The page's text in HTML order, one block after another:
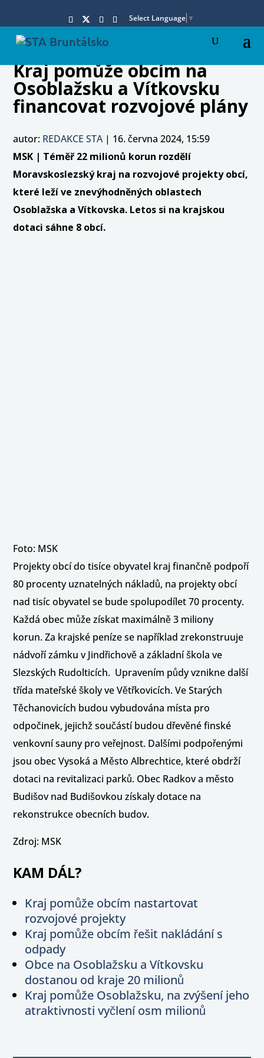
Select Language ▼
Kraj pomůže obcím na
Osoblažsku a Vítkovsku
financovat rozvojové plány
autor: REDAKCE STA| 16. června 2024, 15:59
MSK | Téměř 22 milionů korun rozdělí
Moravskoslezský kraj na rozvojové projekty obcí,
které leží ve znevýhodněných oblastech
Osoblažska a Vítkovska. Letos si na krajskou
dotaci sáhne 8 obcí.
Foto: MSK
Projekty obcí do tisíce obyvatel kraj finančně podpoří
80 procenty uznatelných nákladů, na projekty obcí
nad tisíc obyvatel se bude spolupodílet 70 procenty.
Každá obec může získat maximálně 3 miliony
korun. Za krajské peníze se například zrekonstruuje
nádvoří zámku v Jindřichově a základní škola ve
Slezských Rudolticích. Upravením půdy vznikne další
třída mateřské školy ve Větřkovicích. Ve Starých
Těchanovicích budou vybudována místa pro
odpočinek, jejichž součástí budou dřevěné finské
venkovní sauny pro veřejnost. Dalšími podpořenými
jsou obec Vysoká a Město Albrechtice, které obdrží
dotaci na revitalizaci parků. Obec Radkov a město
Budišov nad Budišovkou získaly dotace na
rekonstrukce obecních budov.
Zdroj: MSK
KAM DÁL?
Kraj pomůže obcím nastartovat
rozvojové projekty
Kraj pomůže obcím řešit nakládání s
odpady
Obce na Osoblažsku a Vítkovsku
dostanou od kraje 20 milionů
Kraj pomůže Osoblažsku, na zvýšení jeho
atraktivnosti vyčlení osm milionů